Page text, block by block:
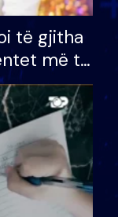
të gjitha
më të
Do më